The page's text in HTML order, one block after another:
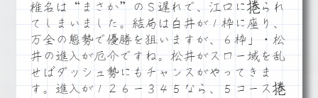
椎名は“まさか”のＳ遅れで、江口に捲られ
てしまいました。結局は白井が１枠に座り、
万全の態勢で優勝を狙いますが、６枠」・松
井の進入が厄介ですね。松井がスロー域を乱
せばダッシュ勢にもチャンスがやってきま
す。進入が１２６ー３４５なら、５コース捲